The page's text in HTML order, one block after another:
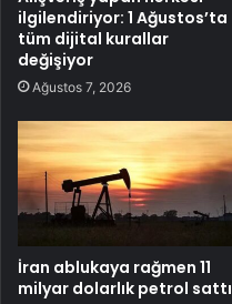
ilgilendiriyor: 1 Ağustos’ta
tüm dijital kurallar
değişiyor
Ağustos 7, 2026
İran ablukaya rağmen 11
milyar dolarlık petrol sattı